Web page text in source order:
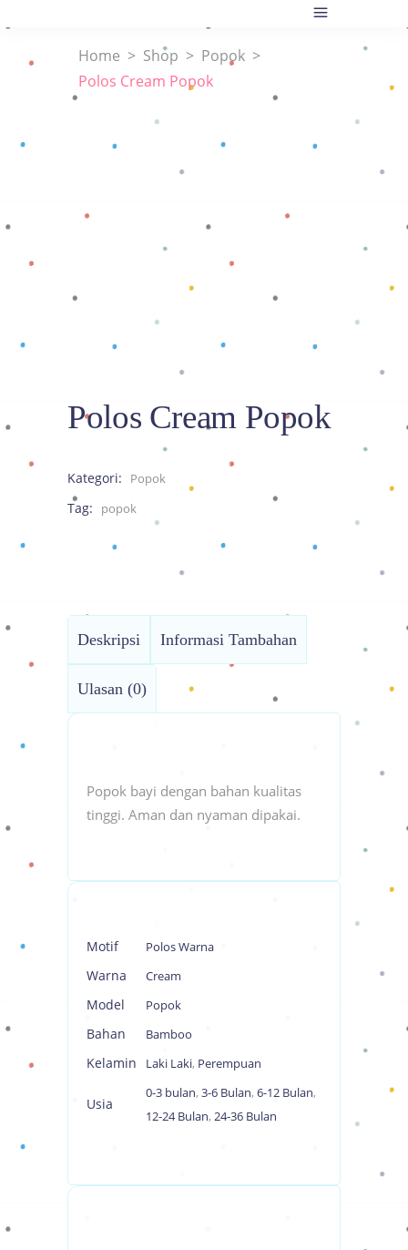
Home > Shop > Popok >
Polos Cream Popok
Polos Cream Popok
Kategori: Popok
Tag: popok
Deskripsi Informasi Tambahan
Ulasan (0)
Popok bayi dengan bahan kualitas
tinggi. Aman dan nyaman dipakai.
Motif Polos Warna
Warna Cream
Model Popok
Bahan Bamboo
Kelamin Laki Laki, Perempuan
Usia
0-3 bulan, 3-6 Bulan, 6-12 Bulan,
12-24 Bulan, 24-36 Bulan